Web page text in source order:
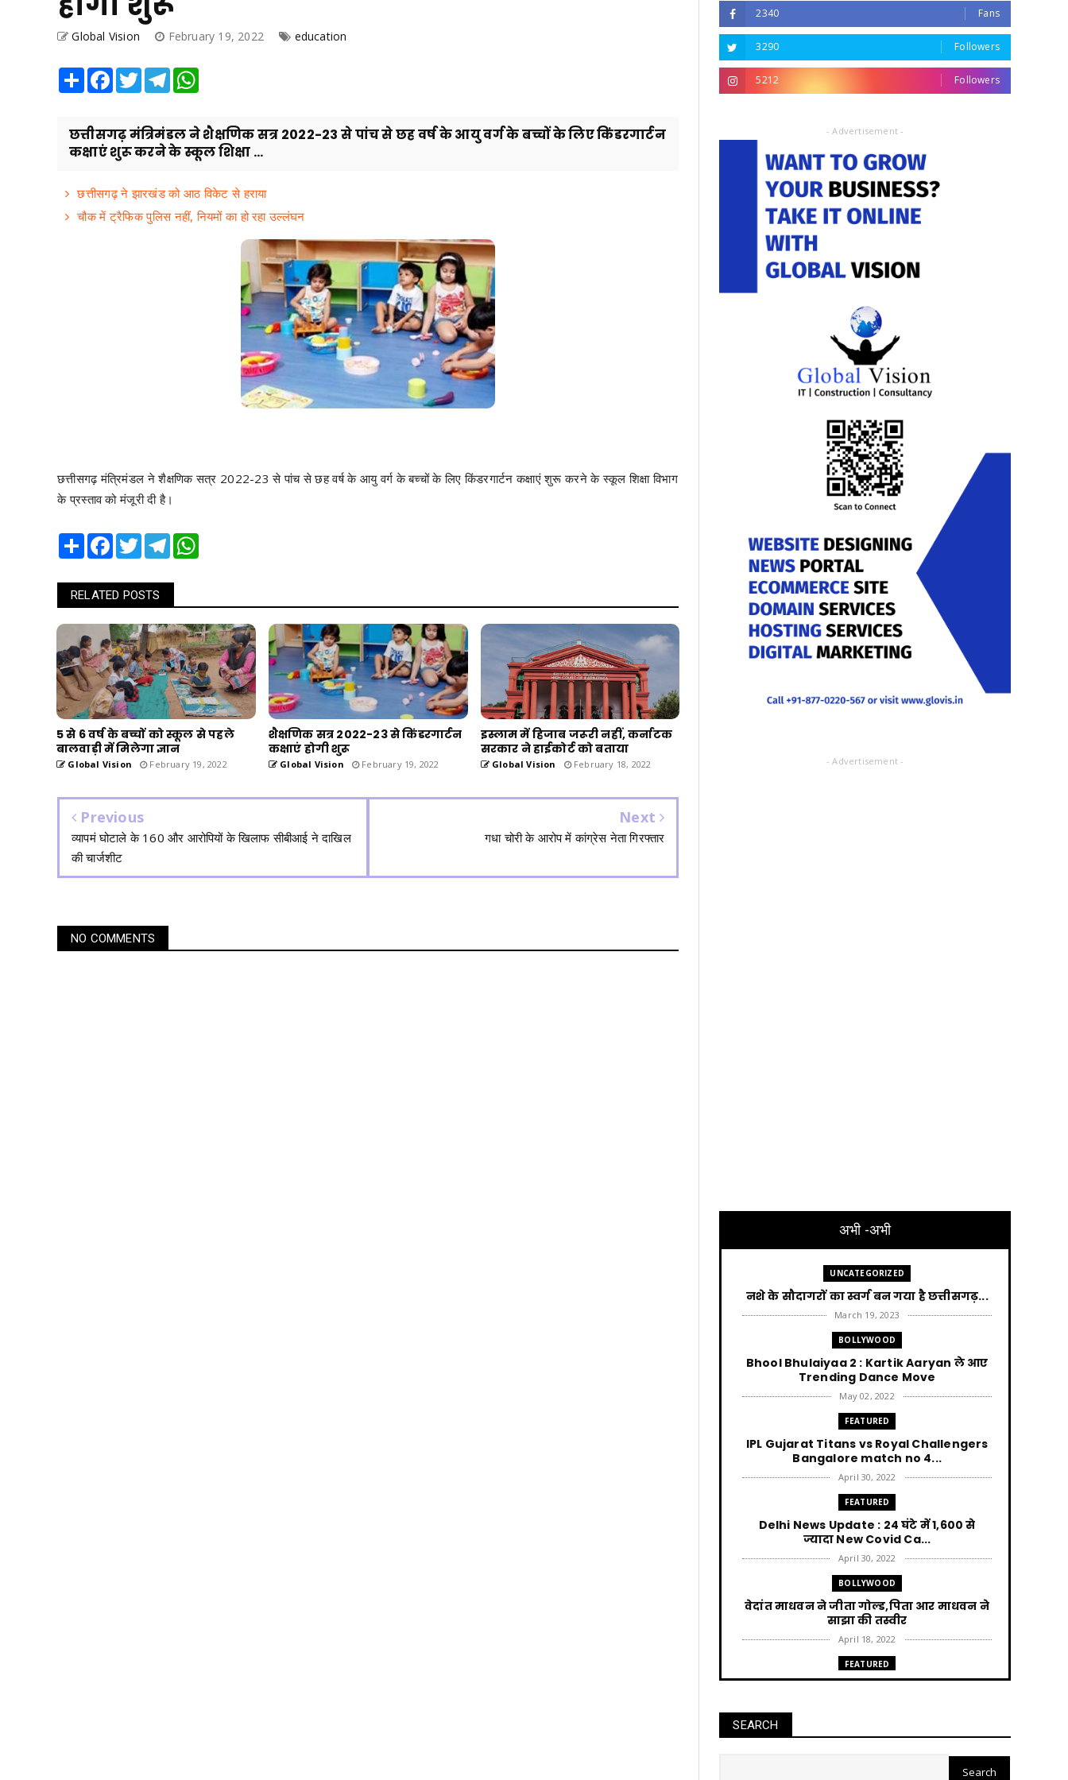
Global Vision February 19, 2022 education
Share Facebook
TwitterTelegram
छत्तीसगढ़ मंत्रिमंडल ने शैक्षणिक सत्र 2022-23 से पांच से छह वर्ष के आयु वर्ग के बच्चों के लिए किंडरगार्टन
कक्षाएं शुरू करने के स्कूल शिक्षा ...
छत्तीसगढ़ ने झारखंड को आठ विकेट से हराया
चौक में ट्रैफिक पुलिस नहीं, नियमों का हो रहा उल्लंघन
छत्तीसगढ़ मंत्रिमंडल ने शैक्षणिक सत्र 2022-23 से पांच से छह वर्ष के आयु वर्ग के बच्चों के लिए किंडरगार्टन कक्षाएं शुरू करने के स्कूल शिक्षा विभाग
के प्रस्ताव को मंजूरी दी है।
Share Facebook
TwitterTelegram
RELATED POSTS
5 से 6 वर्ष के बच्चों को स्कूल से पहले
बालवाड़ी में मिलेगा ज्ञान
Global Vision February 19, 2022
शैक्षणिक सत्र 2022-23 से किंडरगार्टन
कक्षाएं होगी शुरू
Global Vision February 19, 2022
इस्लाम में हिजाब जरूरी नहीं, कर्नाटक
सरकार ने हाईकोर्ट को बताया
Global Vision February 18, 2022
Previous
व्यापमं घोटाले के 160 और आरोपियों के खिलाफ सीबीआई ने दाखिल
की चार्जशीट
Next
गधा चोरी के आरोप में कांग्रेस नेता गिरफ्तार
NO COMMENTS
2340 Fans
3290 Followers
5212 Followers
- Advertisement -
- Advertisement -
अभी -अभी
UNCATEGORIZED
नशे के सौदागरों का स्वर्ग बन गया है छत्तीसगढ़...
March 19, 2023
BOLLYWOOD
Bhool Bhulaiyaa 2 : Kartik Aaryan ले आए
Trending Dance Move
May 02, 2022
FEATURED
IPL Gujarat Titans vs Royal Challengers
Bangalore match no 4...
April 30, 2022
FEATURED
Delhi News Update : 24 घंटे में 1,600 से
ज्यादा New Covid Ca...
April 30, 2022
BOLLYWOOD
वेदांत माधवन ने जीता गोल्ड,पिता आर माधवन ने
साझा की तस्वीर
April 18, 2022
FEATURED
Jharkhand News Trikut पहाड़ में Ropeway
SEARCH